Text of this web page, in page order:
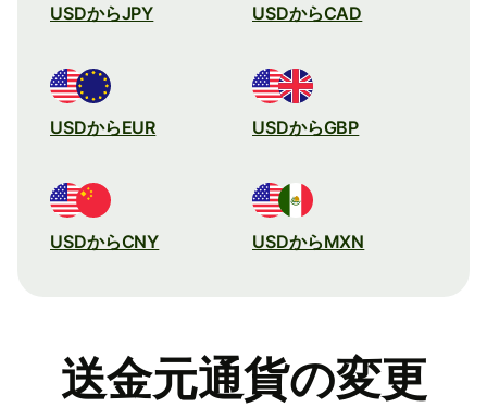
USDからJPY USDからCAD
USDからEUR USDからGBP
USDからCNY USDからMXN
送金元通貨の変更